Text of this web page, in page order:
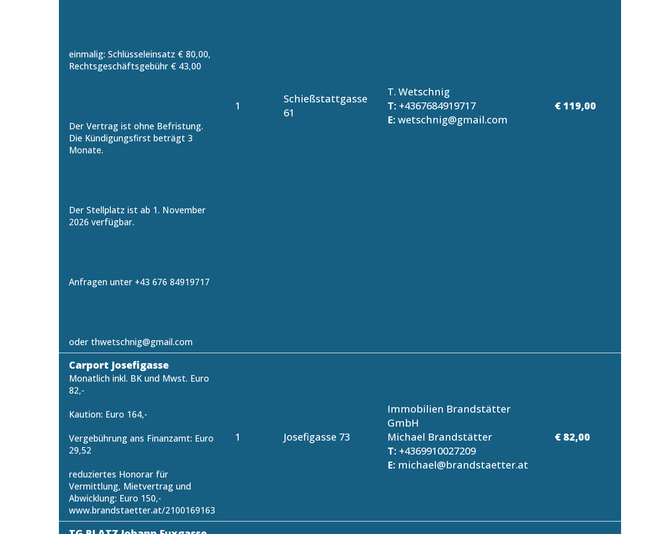
einmalig: Schlüsseleinsatz € 80,00,
Rechtsgeschäftsgebühr € 43,00
Der Vertrag ist ohne Befristung.
Die Kündigungsfirst beträgt 3
Monate.
Der Stellplatz ist ab 1. November
2026 verfügbar.
Anfragen unter +43 676 84919717
oder thwetschnig@gmail.com
1
Schießstattgasse
61
T. Wetschnig
T: +4367684919717
E: wetschnig@gmail.com
€ 119,00
Carport Josefigasse
Monatlich inkl. BK und Mwst. Euro
82,-
Kaution: Euro 164,-
Vergebührung ans Finanzamt: Euro
29,52
reduziertes Honorar für
Vermittlung, Mietvertrag und
Abwicklung: Euro 150,-
www.brandstaetter.at/2100169163
1 Josefigasse 73
Immobilien Brandstätter
GmbH
Michael Brandstätter
T: +4369910027209
E: michael@brandstaetter.at
€ 82,00